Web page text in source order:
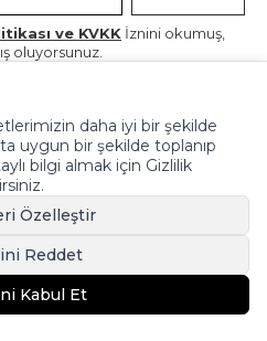
ve KVKK İznini okumuş,
oluyorsunuz.
X LINKEDIN
S.S.S
Teslimat
daha iyi bir şekilde
uygun bir şekilde toplanıp
bilgi almak için Gizlilik
Özelleştir
Reddet
Kabul Et